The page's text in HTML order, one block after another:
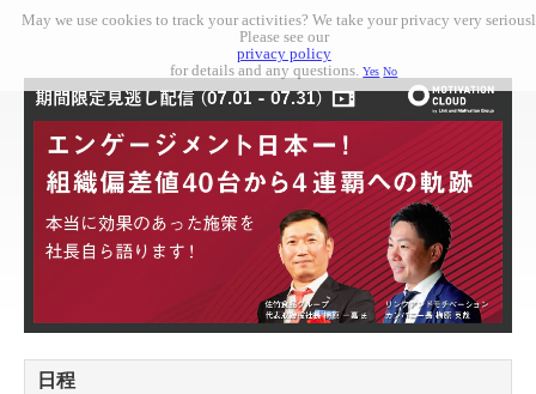
日程
May we use cookies to track your activities? We take your privacy very
Please see our
privacy policy
for details and any questions.Yes No